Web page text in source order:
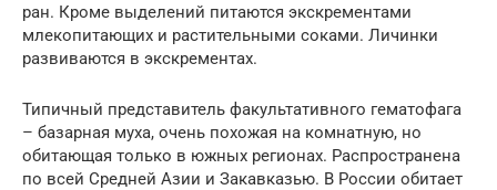
ран. Кроме выделений питаются экскрементами
млекопитающих и растительными соками. Личинки
развиваются в экскрементах.
Типичный представитель факультативного гематофага
– базарная муха, очень похожая на комнатную, но
обитающая только в южных регионах. Распространена
по всей Средней Азии и Закавказью. В России обитает